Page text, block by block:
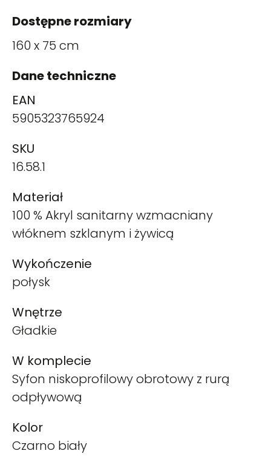
Dostępne rozmiary
160 x 75 cm
Dane techniczne
EAN
5905323765924
SKU
16.58.1
Materiał
100 % Akryl sanitarny wzmacniany
włóknem szklanym i żywicą
Wykończenie
połysk
Wnętrze
Gładkie
W komplecie
Syfon niskoprofilowy obrotowy z rurą
odpływową
Kolor
Czarno biały